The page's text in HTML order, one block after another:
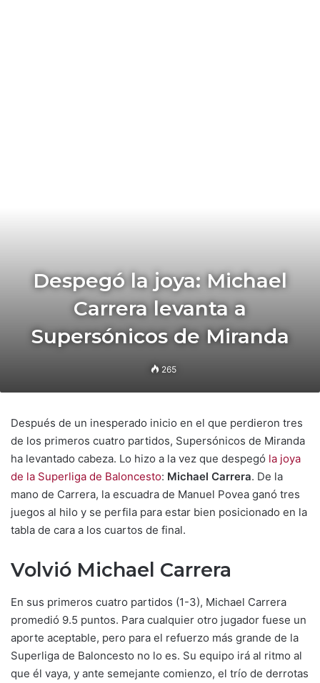
Despegó la joya: Michael
Carrera levanta a
Supersónicos de Miranda
265
Después de un inesperado inicio en el que perdieron tres
de los primeros cuatro partidos, Supersónicos de Miranda
ha levantado cabeza. Lo hizo a la vez que despegó la joya
de la Superliga de Baloncesto: Michael Carrera. De la
mano de Carrera, la escuadra de Manuel Povea ganó tres
juegos al hilo y se perfila para estar bien posicionado en la
tabla de cara a los cuartos de final.
Volvió Michael Carrera
En sus primeros cuatro partidos (1-3), Michael Carrera
promedió 9.5 puntos. Para cualquier otro jugador fuese un
aporte aceptable, pero para el refuerzo más grande de la
Superliga de Baloncesto no lo es. Su equipo irá al ritmo al
que él vaya, y ante semejante comienzo, el trío de derrotas